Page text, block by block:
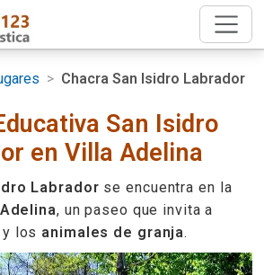
> Chacra San Isidro Labrador
San Isidro
en Villa Adelina
Labrador se encuentra en la
, un paseo que invita a
los animales de granja.